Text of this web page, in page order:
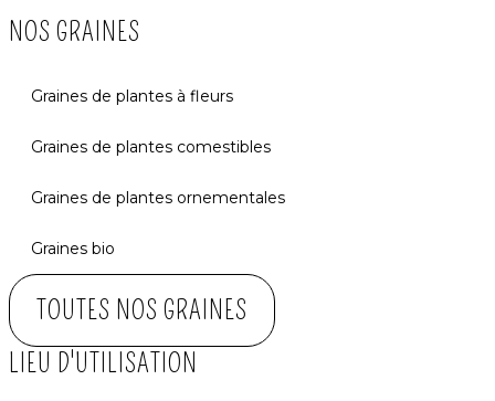
NOS GRAINES
Graines de plantes à fleurs
Graines de plantes comestibles
Graines de plantes ornementales
Graines bio
TOUTES NOS GRAINES
LIEU D'UTILISATION